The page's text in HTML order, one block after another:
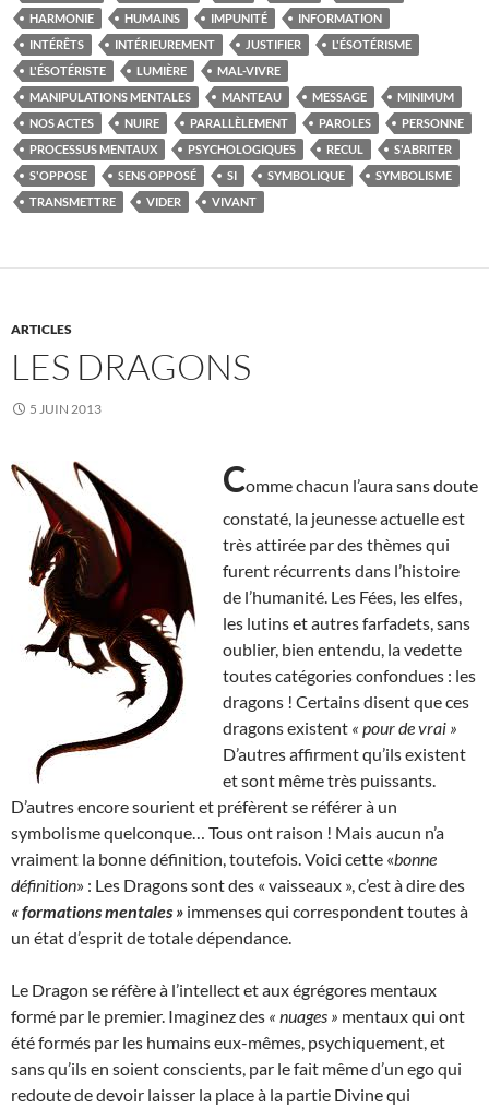
HARMONIE
HUMAINS IMPUNITÉ
INFORMATION
INTÉRÊTS
INTÉRIEUREMENT JUSTIFIER
L'ÉSOTÉRISME
L'ÉSOTÉRISTE
LUMIÈRE
MAL-VIVRE
MANIPULATIONS MENTALES
MANTEAU MESSAGE
MINIMUM
NOS ACTES
NUIRE PARALLÈLEMENT PAROLES
PERSONNE
PROCESSUS MENTAUX
PSYCHOLOGIQUES RECUL
S'ABRITER
S'OPPOSE
SENS OPPOSÉ SI SYMBOLIQUE
SYMBOLISME
TRANSMETTRE
VIDER VIVANT
ARTICLES
LES DRAGONS
5 JUIN 2013
Comme chacun l’aura sans doute
constaté, la jeunesse actuelle est
très attirée par des thèmes qui
furent récurrents dans l’histoire
de l’humanité. Les Fées, les elfes,
les lutins et autres farfadets, sans
oublier, bien entendu, la vedette
toutes catégories confondues : les
dragons ! Certains disent que ces
dragons existent « pour de vrai »
D’autres affirment qu’ils existent
et sont même très puissants.
D’autres encore sourient et préfèrent se référer à un
symbolisme quelconque… Tous ont raison ! Mais aucun n’a
vraiment la bonne définition, toutefois. Voici cette «bonne
définition» : Les Dragons sont des « vaisseaux », c’est à dire des
« formations mentales » immenses qui correspondent toutes à
un état d’esprit de totale dépendance.
Le Dragon se réfère à l’intellect et aux égrégores mentaux
formé par le premier. Imaginez des « nuages » mentaux qui ont
été formés par les humains eux-mêmes, psychiquement, et
sans qu’ils en soient conscients, par le fait même d’un ego qui
redoute de devoir laisser la place à la partie Divine qui